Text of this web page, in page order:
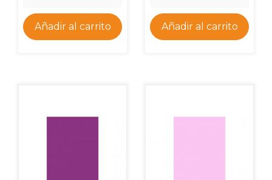
Añadir al carrito Añadir al carrito